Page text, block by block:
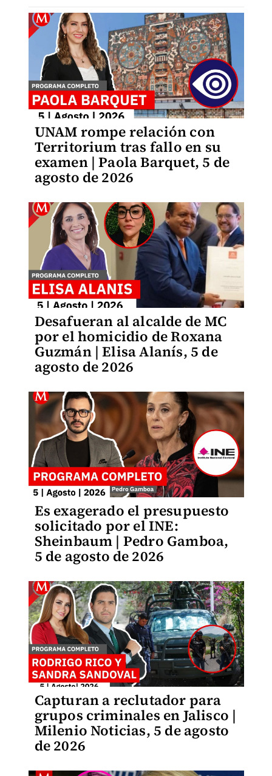
UNAM rompe relación con
Territorium tras fallo en su
examen | Paola Barquet, 5 de
agosto de 2026
Desafueran al alcalde de MC
por el homicidio de Roxana
Guzmán | Elisa Alanís, 5 de
agosto de 2026
Es exagerado el presupuesto
solicitado por el INE:
Sheinbaum | Pedro Gamboa,
5 de agosto de 2026
Capturan a reclutador para
grupos criminales en Jalisco |
Milenio Noticias, 5 de agosto
de 2026